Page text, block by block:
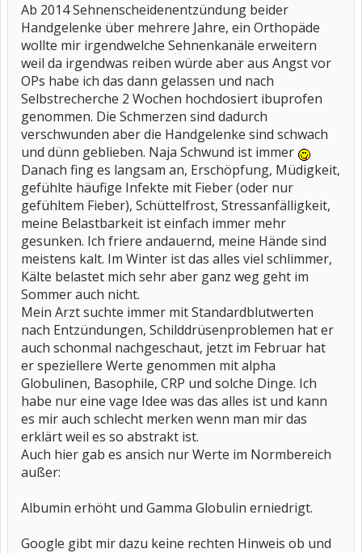
Ab 2014 Sehnenscheidenentzündung beider
Handgelenke über mehrere Jahre, ein Orthopäde
wollte mir irgendwelche Sehnenkanäle erweitern
weil da irgendwas reiben würde aber aus Angst vor
OPs habe ich das dann gelassen und nach
Selbstrecherche 2 Wochen hochdosiert ibuprofen
genommen. Die Schmerzen sind dadurch
verschwunden aber die Handgelenke sind schwach
und dünn geblieben. Naja Schwund ist immer
Danach fing es langsam an, Erschöpfung, Müdigkeit,
gefühlte häufige Infekte mit Fieber (oder nur
gefühltem Fieber), Schüttelfrost, Stressanfälligkeit,
meine Belastbarkeit ist einfach immer mehr
gesunken. Ich friere andauernd, meine Hände sind
meistens kalt. Im Winter ist das alles viel schlimmer,
Kälte belastet mich sehr aber ganz weg geht im
Sommer auch nicht.
Mein Arzt suchte immer mit Standardblutwerten
nach Entzündungen, Schilddrüsenproblemen hat er
auch schonmal nachgeschaut, jetzt im Februar hat
er speziellere Werte genommen mit alpha
Globulinen, Basophile, CRP und solche Dinge. Ich
habe nur eine vage Idee was das alles ist und kann
es mir auch schlecht merken wenn man mir das
erklärt weil es so abstrakt ist.
Auch hier gab es ansich nur Werte im Normbereich
außer:
Albumin erhöht und Gamma Globulin erniedrigt.
Google gibt mir dazu keine rechten Hinweis ob und